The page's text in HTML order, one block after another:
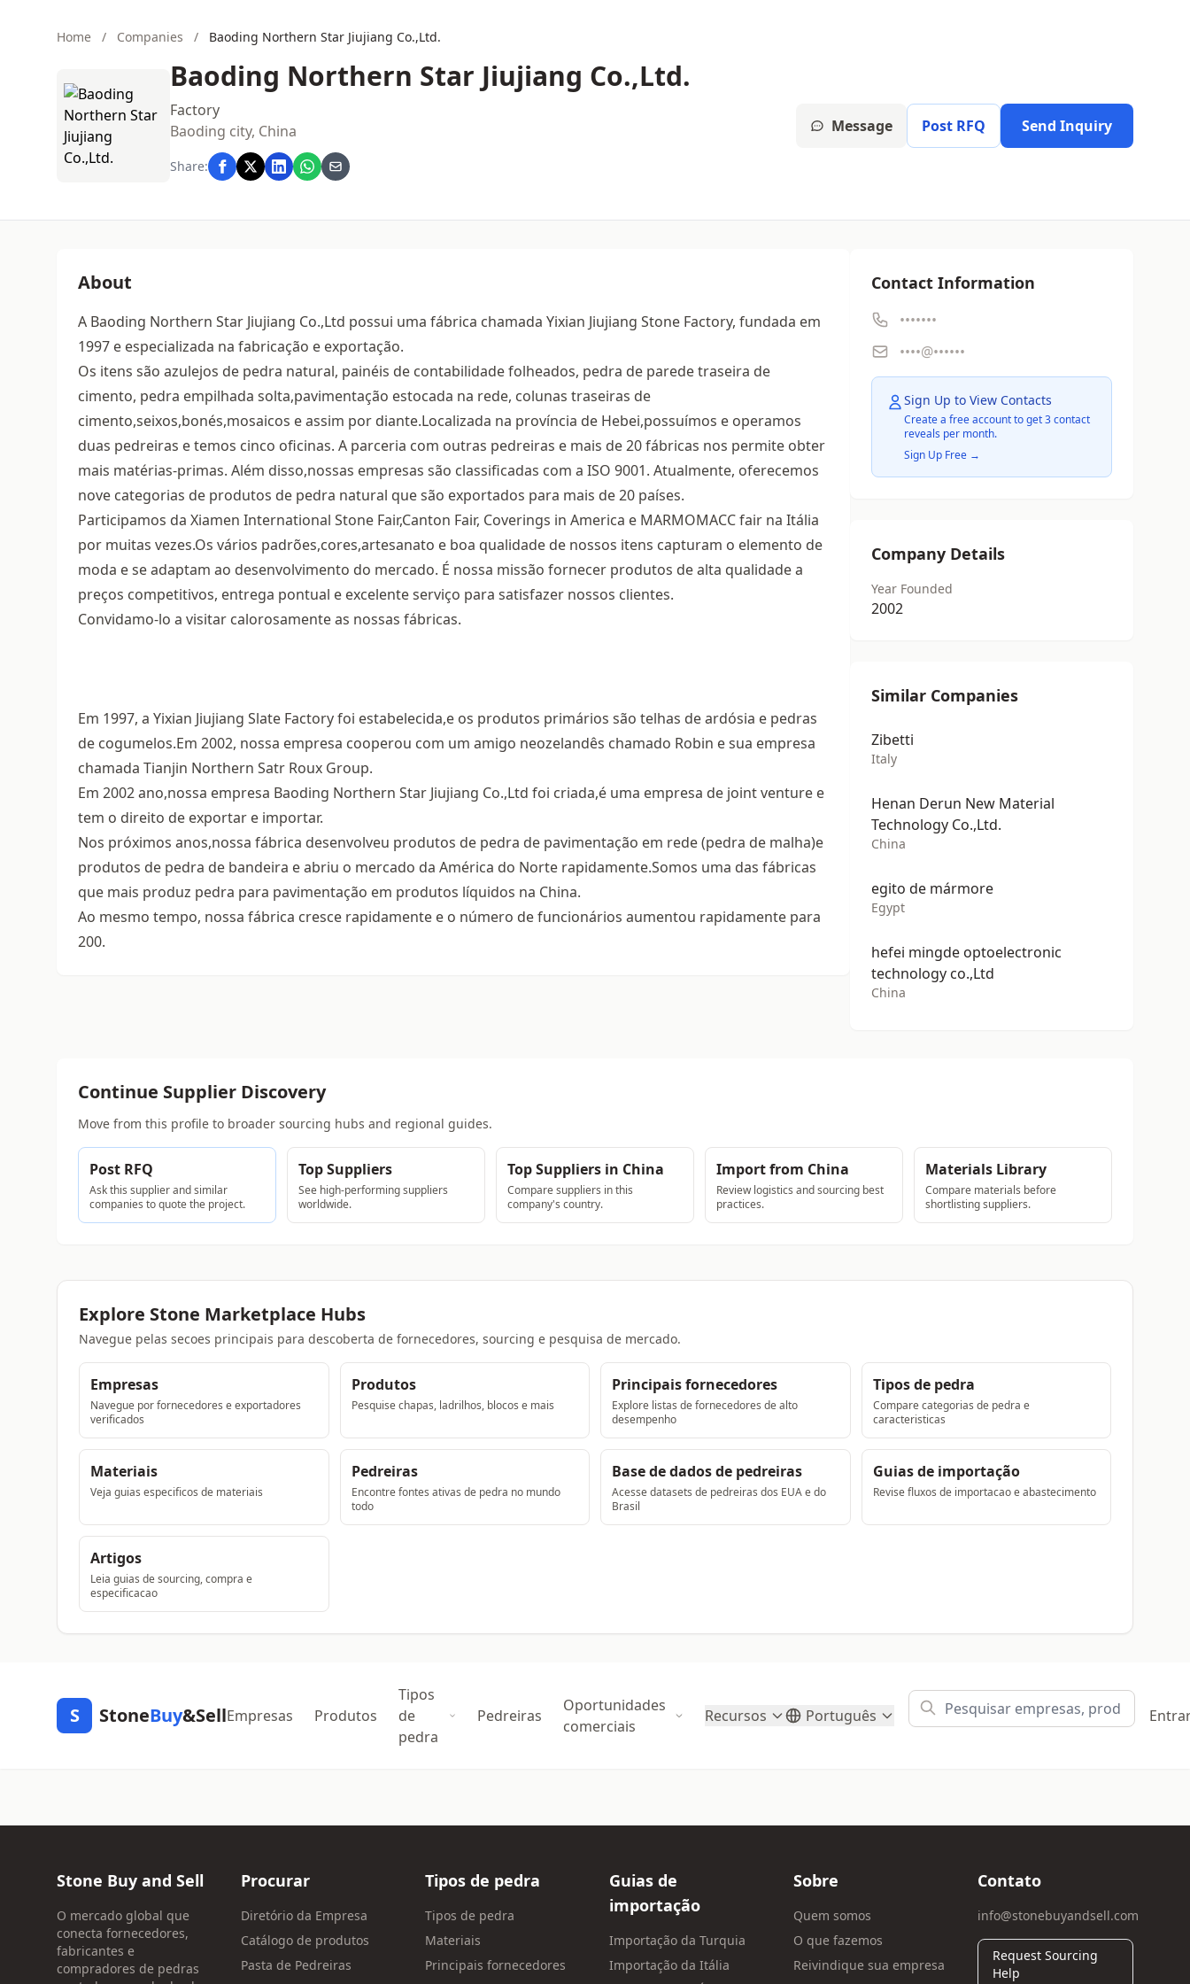
Home / Companies / Baoding Northern Star Jiujiang Co.,Ltd.
Baoding Northern Star Jiujiang Co.,Ltd.
Factory
Baoding city, China
Share:
Message Post RFQ Send Inquiry
About
A Baoding Northern Star Jiujiang Co.,Ltd possui uma fábrica chamada Yixian Jiujiang Stone Factory, fundada em
1997 e especializada na fabricação e exportação.
Os itens são azulejos de pedra natural, painéis de contabilidade folheados, pedra de parede traseira de
cimento, pedra empilhada solta,pavimentação estocada na rede, colunas traseiras de
cimento,seixos,bonés,mosaicos e assim por diante.Localizada na província de Hebei,possuímos e operamos
duas pedreiras e temos cinco oficinas. A parceria com outras pedreiras e mais de 20 fábricas nos permite obter
mais matérias-primas. Além disso,nossas empresas são classificadas com a ISO 9001. Atualmente, oferecemos
nove categorias de produtos de pedra natural que são exportados para mais de 20 países.
Participamos da Xiamen International Stone Fair,Canton Fair, Coverings in America e MARMOMACC fair na Itália
por muitas vezes.Os vários padrões,cores,artesanato e boa qualidade de nossos itens capturam o elemento de
moda e se adaptam ao desenvolvimento do mercado. É nossa missão fornecer produtos de alta qualidade a
preços competitivos, entrega pontual e excelente serviço para satisfazer nossos clientes.
Convidamo-lo a visitar calorosamente as nossas fábricas.
Em 1997, a Yixian Jiujiang Slate Factory foi estabelecida,e os produtos primários são telhas de ardósia e pedras
de cogumelos.Em 2002, nossa empresa cooperou com um amigo neozelandês chamado Robin e sua empresa
chamada Tianjin Northern Satr Roux Group.
Em 2002 ano,nossa empresa Baoding Northern Star Jiujiang Co.,Ltd foi criada,é uma empresa de joint venture e
tem o direito de exportar e importar.
Nos próximos anos,nossa fábrica desenvolveu produtos de pedra de pavimentação em rede (pedra de malha)e
produtos de pedra de bandeira e abriu o mercado da América do Norte rapidamente.Somos uma das fábricas
que mais produz pedra para pavimentação em produtos líquidos na China.
Ao mesmo tempo, nossa fábrica cresce rapidamente e o número de funcionários aumentou rapidamente para
200.
Contact Information
•••••••
••••@••••••
Sign Up to View Contacts
Create a free account to get 3 contact
reveals per month.
Sign Up Free →
Company Details
Year Founded
2002
Similar Companies
Zibetti
Italy
Henan Derun New Material
Technology Co.,Ltd.
China
egito de mármore
Egypt
hefei mingde optoelectronic
technology co.,Ltd
China
Continue Supplier Discovery
Move from this profile to broader sourcing hubs and regional guides.
Post RFQ
Ask this supplier and similar
companies to quote the project.
Top Suppliers
See high-performing suppliers
worldwide.
Top Suppliers in China
Compare suppliers in this
company's country.
Import from China
Review logistics and sourcing best
practices.
Materials Library
Compare materials before
shortlisting suppliers.
Explore Stone Marketplace Hubs
Navegue pelas secoes principais para descoberta de fornecedores, sourcing e pesquisa de mercado.
Empresas
Navegue por fornecedores e exportadores
verificados
Produtos
Pesquise chapas, ladrilhos, blocos e mais
Principais fornecedores
Explore listas de fornecedores de alto
desempenho
Tipos de pedra
Compare categorias de pedra e
caracteristicas
Materiais
Veja guias especificos de materiais
Pedreiras
Encontre fontes ativas de pedra no mundo
todo
Base de dados de pedreiras
Acesse datasets de pedreiras dos EUA e do
Brasil
Guias de importação
Revise fluxos de importacao e abastecimento
Artigos
Leia guias de sourcing, compra e
especificacao
S StoneBuy&SellEmpresas Produtos
Tipos
de
pedra
Pedreiras
Oportunidades
comerciais
Recursos Português
Stone Buy and Sell
O mercado global que
conecta fornecedores,
fabricantes e
compradores de pedras
Procurar
Diretório da Empresa
Catálogo de produtos
Pasta de Pedreiras
Tipos de pedra
Tipos de pedra
Materiais
Principais fornecedores
Guias de
importação
Importação da Turquia
Importação da Itália
Sobre
Quem somos
O que fazemos
Reivindique sua empresa
Contato
info@stonebuyandsell.com
Request Sourcing
Help